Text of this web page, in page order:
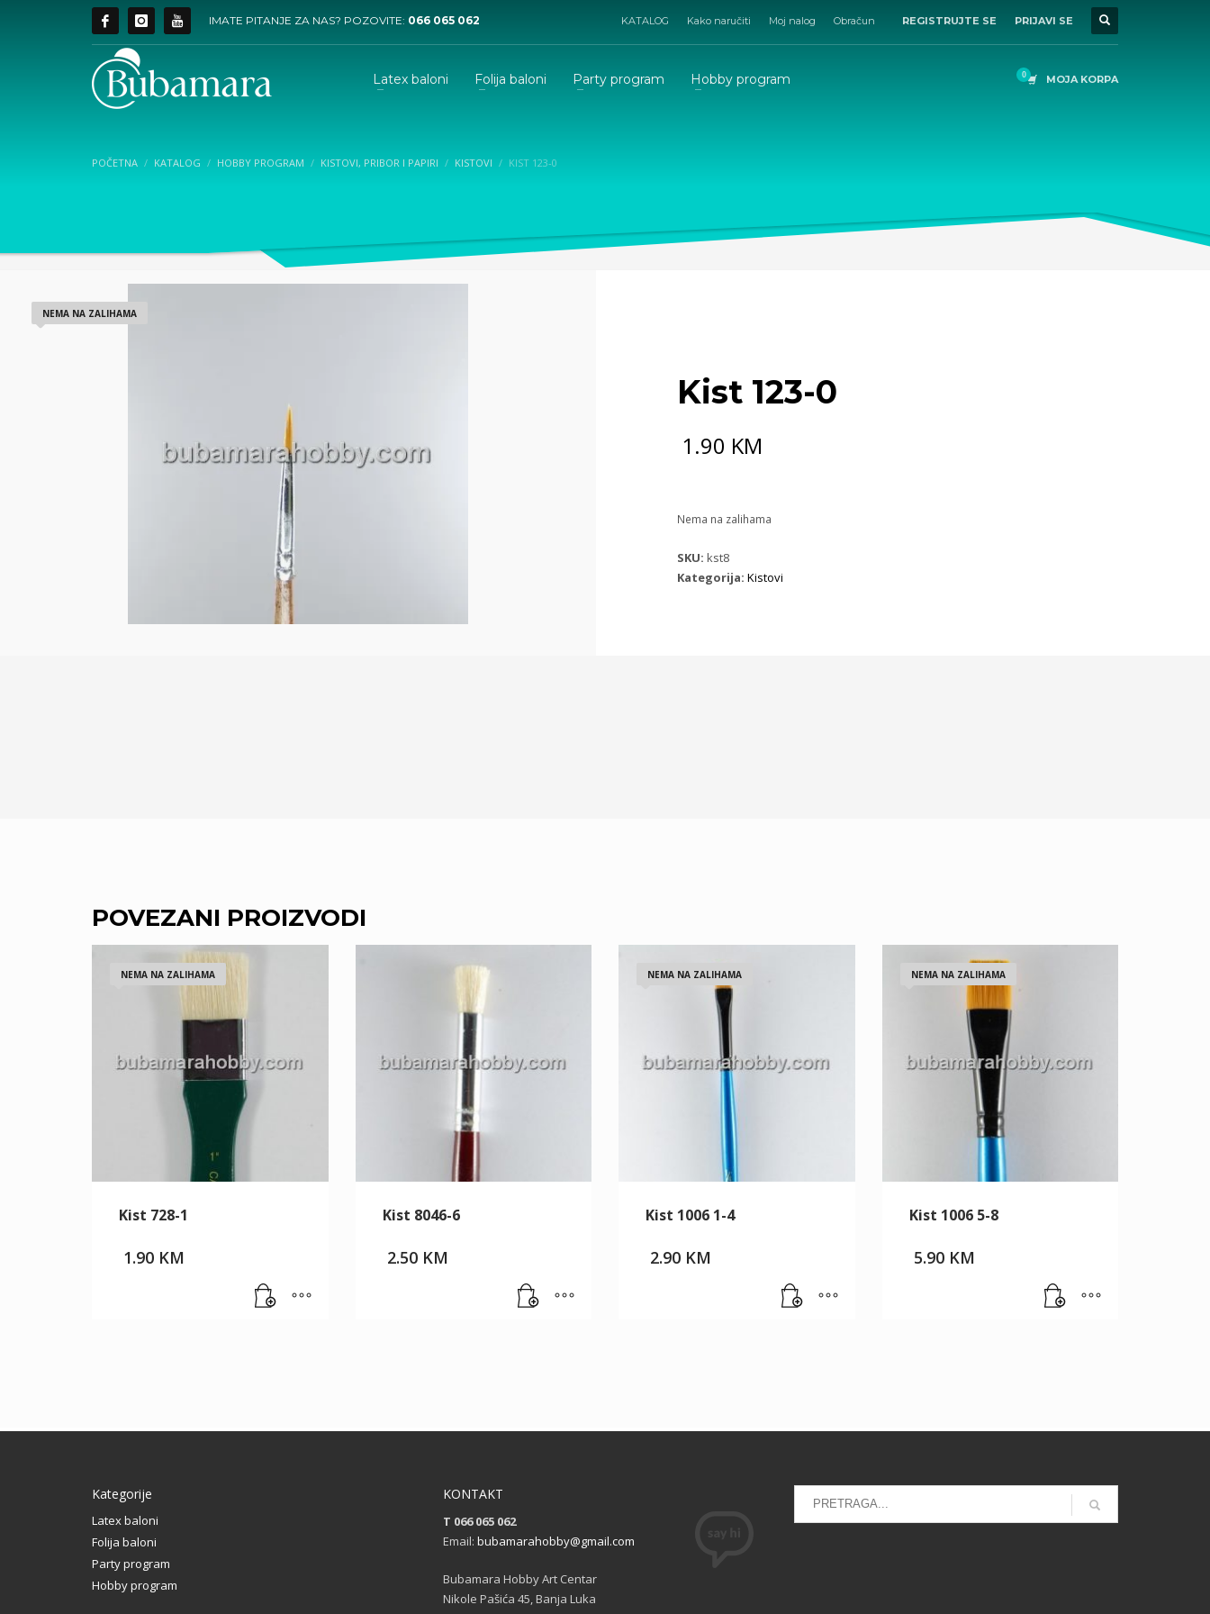
IMATE PITANJE ZA NAS? POZOVITE: 066 065 062 KATALOG Kako naručiti Moj nalog Obračun REGISTRUJTE SE PRIJAVI SE
Latex baloni Folija baloni Party program Hobby program MOJA KORPA
POČETNA KATALOG HOBBY PROGRAM KISTOVI, PRIBOR I PAPIRI KISTOVI KIST 123-0
NEMA NA ZALIHAMA
Kist 123-0
1.90 KM
Nema na zalihama
SKU: kst8
Kategorija: Kistovi
POVEZANI PROIZVODI
NEMA NA ZALIHAMA
Kist 728-1
1.90 KM
Kist 8046-6
2.50 KM
NEMA NA ZALIHAMA
Kist 1006 1-4
2.90 KM
NEMA NA ZALIHAMA
Kist 1006 5-8
5.90 KM
Kategorije
Latex baloni
Folija baloni
Party program
Hobby program
KONTAKT
T 066 065 062
Email: bubamarahobby@gmail.com
Bubamara Hobby Art Centar
Nikole Pašića 45, Banja Luka